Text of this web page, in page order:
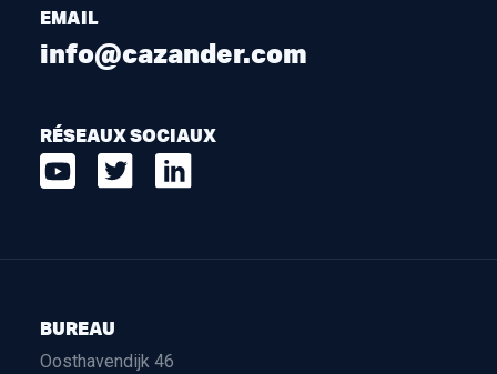
EMAIL
info@cazander.com
RÉSEAUX SOCIAUX
BUREAU
Oosthavendijk 46